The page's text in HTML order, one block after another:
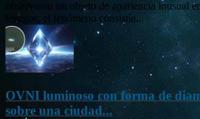
observaron un objeto de apariencia inusual
testigos, el fenómeno consistía...
OVNI luminoso con forma de
sobre una ciudad...